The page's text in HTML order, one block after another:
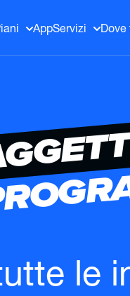
AppServizi Dove
le